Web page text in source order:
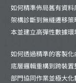
如何精準佈局舊有資
架構診斷到無縫遷移
本並建立高彈性數據環
如何透過精準的客製
底層邏輯重構到跨裝
部門協同作業並極大